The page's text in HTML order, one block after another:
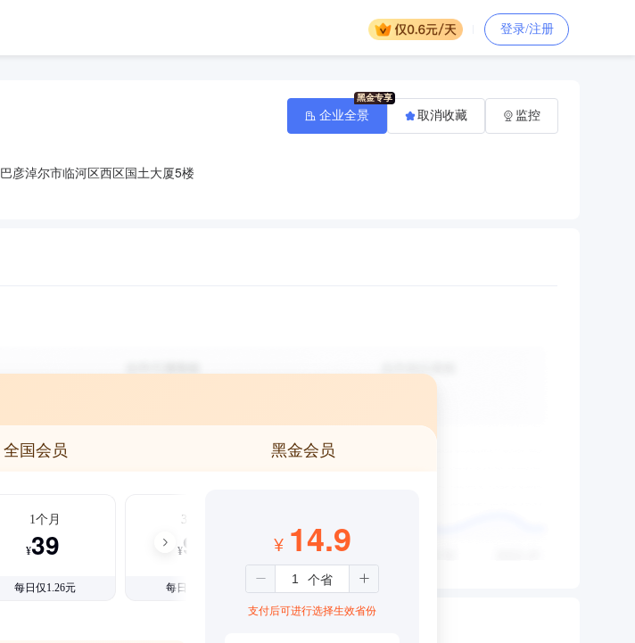
登录/注册
巴彦淖尔市临河区西区国土大厦5楼
企业全景 取消收藏 监控
全国会员 黑金会员
1个月
¥39
每日仅1.26元
3个月
¥99
每日仅1.08元
¥ 14.9
支付后可进行选择生效省份